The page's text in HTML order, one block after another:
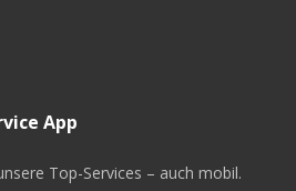
App
Top-Services – auch mobil.